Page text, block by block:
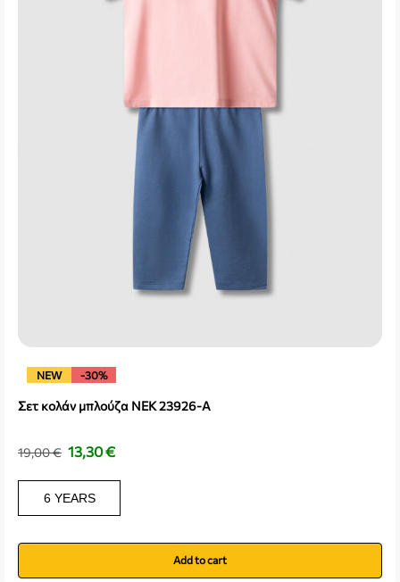
NEW -30%
Σετ κολάν μπλούζα NEK 23926-A
19,00€ 13,30€
6 YEARS
Add to cart